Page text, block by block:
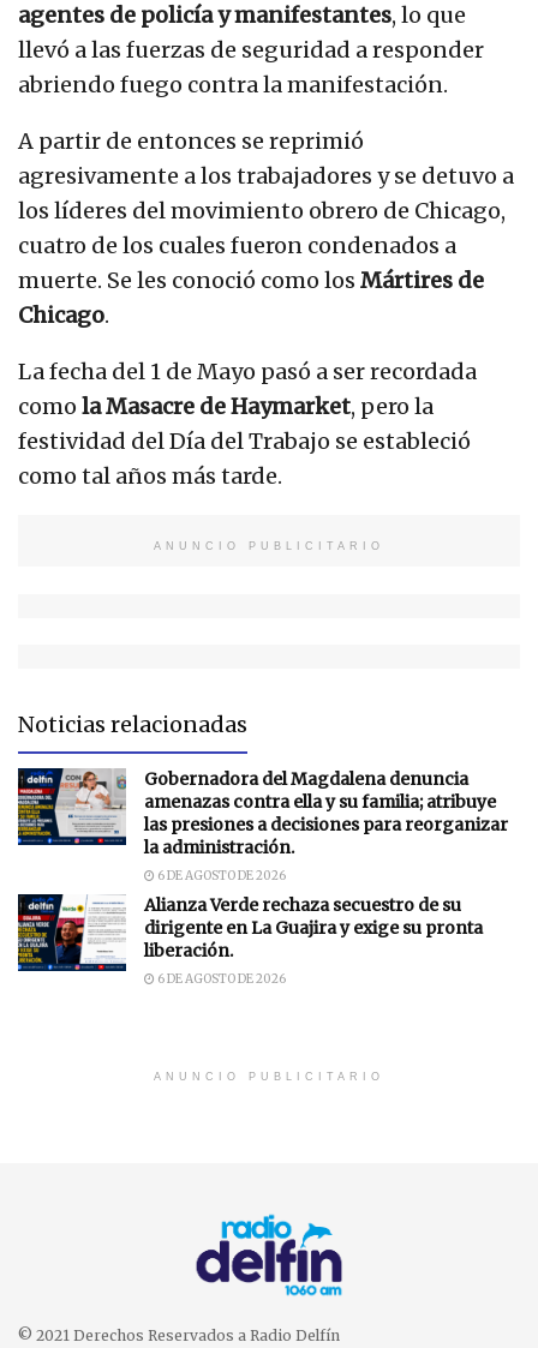
agentes de policía y manifestantes, lo que
llevó a las fuerzas de seguridad a responder
abriendo fuego contra la manifestación.
A partir de entonces se reprimió
agresivamente a los trabajadores y se detuvo a
los líderes del movimiento obrero de Chicago,
cuatro de los cuales fueron condenados a
muerte. Se les conoció como los Mártires de
Chicago.
La fecha del 1 de Mayo pasó a ser recordada
como la Masacre de Haymarket, pero la
festividad del Día del Trabajo se estableció
como tal años más tarde.
ANUNCIO PUBLICITARIO
Noticias relacionadas
Gobernadora del Magdalena denuncia
amenazas contra ella y su familia; atribuye
las presiones a decisiones para reorganizar
la administración.
6 DE AGOSTO DE 2026
Alianza Verde rechaza secuestro de su
dirigente en La Guajira y exige su pronta
liberación.
6 DE AGOSTO DE 2026
ANUNCIO PUBLICITARIO
© 2021 Derechos Reservados a Radio Delfín